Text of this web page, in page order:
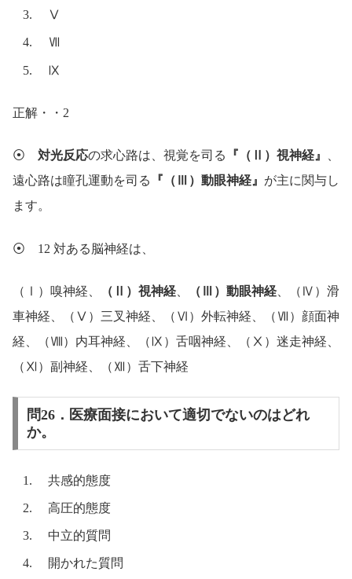
Ⅴ
Ⅶ
Ⅸ
正解・・2
⦿ 対光反応の求心路は、視覚を司る 『（Ⅱ）視神経』
遠心路は瞳孔運動を司る
『（Ⅲ）動眼神経』 が主に関与し
ます。
⦿ 12 対ある脳神経は、
（Ⅰ）嗅神経、 （Ⅱ）視神経 （Ⅲ）動眼神経 、（Ⅳ）滑
車神経、（Ⅴ）三叉神経、（Ⅵ）外転神経、（Ⅶ）顔面神
経、（Ⅷ）内耳神経、（Ⅸ）舌咽神経、（Ⅹ）迷走神経、
（Ⅺ）副神経、（Ⅻ）舌下神経
問26．医療面接において適切でないのはどれ
か。
共感的態度
高圧的態度
中立的質問
開かれた質問